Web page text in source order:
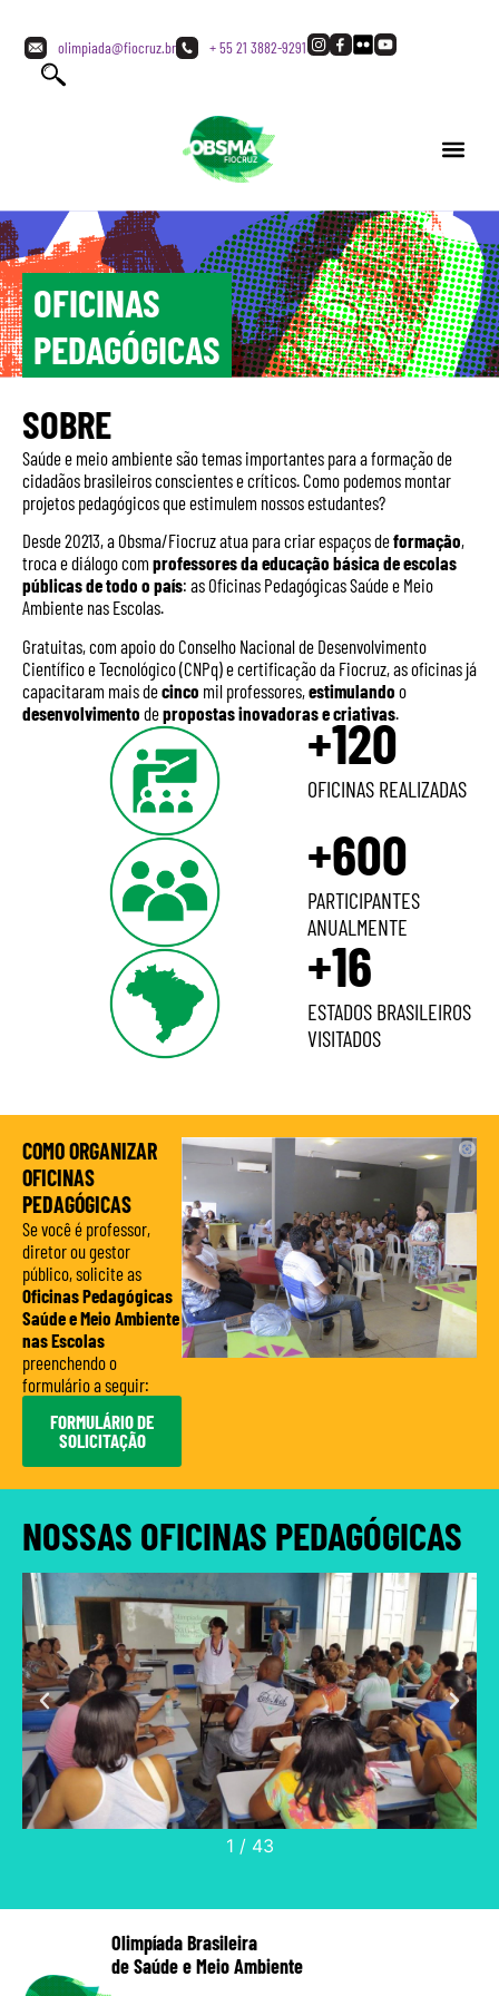
olimpiada@fiocruz.br + 55 21 3882-9291
OFICINAS
PEDAGÓGICAS
SOBRE
Saúde e meio ambiente são temas importantes para a formação de
cidadãos brasileiros conscientes e críticos. Como podemos montar
projetos pedagógicos que estimulem nossos estudantes?
Desde 20213, a Obsma/Fiocruz atua paracriar espaços deformação,
troca e diálogo com professores da educação básica de escolas
públicas de todo o país: as Oficinas Pedagógicas Saúde e Meio
Ambiente nas Escolas.
Gratuitas, com apoio do Conselho Nacional de Desenvolvimento
Científico e Tecnológico (CNPq) e certificação da Fiocruz, as oficinas já
capacitaram mais decinco mil professores,estimulando o
desenvolvimento depropostas inovadoras e criativas.
+120
OFICINAS REALIZADAS
+600
PARTICIPANTES
ANUALMENTE
+16
ESTADOS BRASILEIROS
VISITADOS
COMO ORGANIZAR
OFICINAS
PEDAGÓGICAS
Se você é professor,
diretor ou gestor
público, soliciteas
Oficinas Pedagógicas
Saúde e Meio Ambiente
nas Escolas
preenchendo o
formulário a seguir:
FORMULÁRIO DE
SOLICITAÇÃO
NOSSAS OFICINAS PEDAGÓGICAS
2 / 43
Olimpíada Brasileira
de Saúde e Meio Ambiente